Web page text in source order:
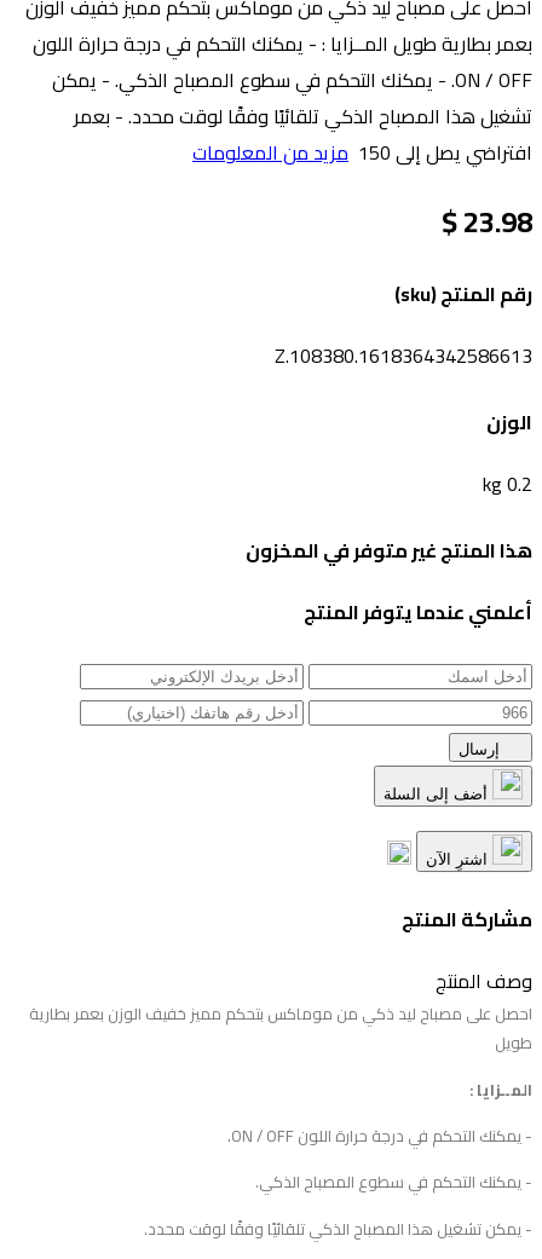
احصل على مصباح ليد ذكي من موماكس بتحكم مميز خفيف الوزن
بعمر بطارية طويل المــزايا : - يمكنك التحكم في درجة حرارة اللون
ON / OFF. - يمكنك التحكم في سطوع المصباح الذكي. - يمكن
تشغيل هذا المصباح الذكي تلقائيًا وفقًا لوقت محدد. - بعمر
افتراضي يصل إلى 150
مزيد من المعلومات
23.98 $
رقم المنتج (sku)
Z.108380.1618364342586613
الوزن
0.2 kg
هذا المنتج غير متوفر في المخزون
أعلمني عندما يتوفر المنتج
اشترِ الآن
مشاركة المنتج
وصف المنتج
احصل على مصباح ليد ذكي من موماكس بتحكم مميز خفيف الوزن بعمر بطارية
طويل
المــزايا :
- يمكنك التحكم في درجة حرارة اللون ON / OFF.
- يمكنك التحكم في سطوع المصباح الذكي.
- يمكن تشغيل هذا المصباح الذكي تلقائيًا وفقًا لوقت محدد.